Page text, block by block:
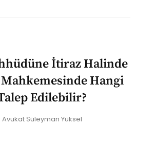
İtiraz Halinde
Hangi
Edilebilir?
Avukat Süleyman Yüksel